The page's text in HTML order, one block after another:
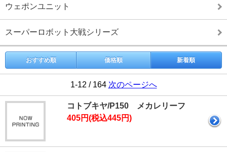
ウェポンユニット
スーパーロボット大戦シリーズ
おすすめ順 価格順 新着順
1-12 / 164 次のページへ
コトブキヤ/P150 メカレリーフ
405円(税込445円)